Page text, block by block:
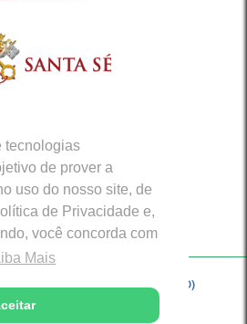
tecnologias
de prover a
uso do nosso site, de
de Privacidade e,
você concorda com
Mais
de Porto Velho (RO)
com excelência por